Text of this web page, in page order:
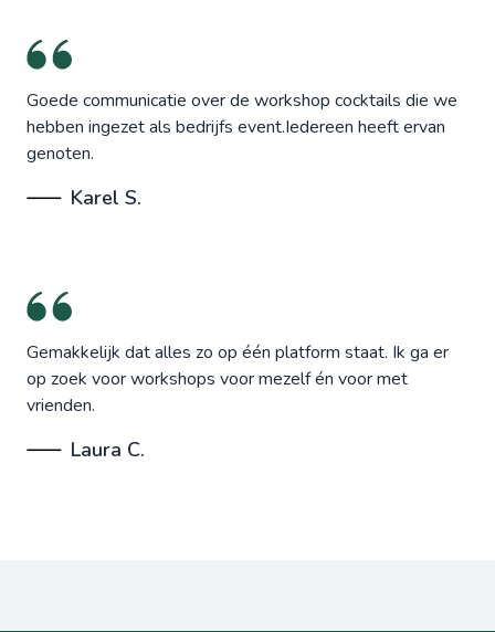
Goede communicatie over de workshop cocktails die we
hebben ingezet als bedrijfs event.Iedereen heeft ervan
genoten.
Karel S.
Gemakkelijk dat alles zo op één platform staat. Ik ga er
op zoek voor workshops voor mezelf én voor met
vrienden.
Laura C.